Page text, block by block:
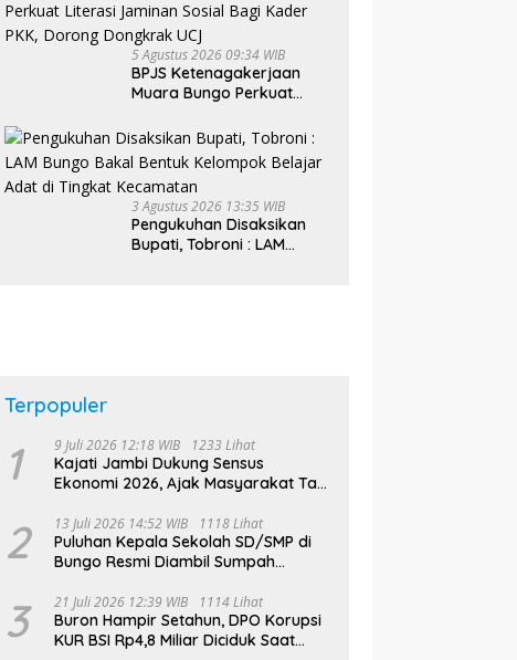
5 Agustus 2026 09:34 WIB
BPJS Ketenagakerjaan
Muara Bungo Perkuat
Bagi Kader PKK, Dorong
Dongkrak UCJ
3 Agustus 2026 13:35 WIB
Pengukuhan Disaksikan
Bupati, Tobroni : LAM
Terpopuler
1 9 Juli 2026 12:18 WIB 1233 Lihat
Kajati Jambi Dukung Sensus
Ekonomi 2026, Ajak Masyarakat Tak
2 13 Juli 2026 14:52 WIB 1118 Lihat
Puluhan Kepala Sekolah SD/SMP di
Bungo Resmi Diambil Sumpah
3 21 Juli 2026 12:39 WIB 1114 Lihat
Buron Hampir Setahun, DPO Korupsi
KUR BSI Rp4,8 Miliar Diciduk Saat